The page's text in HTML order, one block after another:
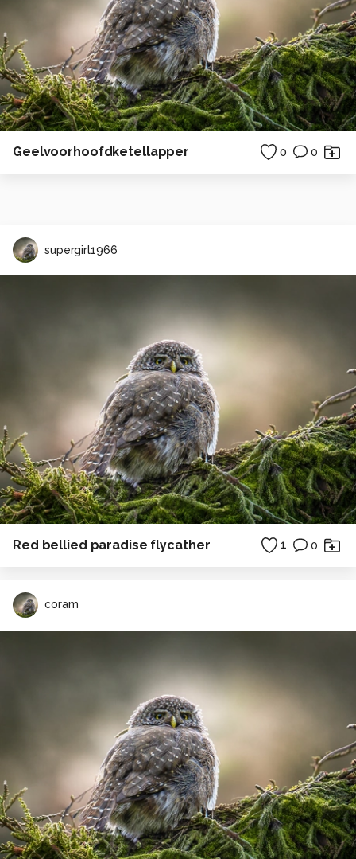
Geelvoorhoofdketellapper 0 0
supergirl1966
Red bellied paradise flycather 1 0
coram